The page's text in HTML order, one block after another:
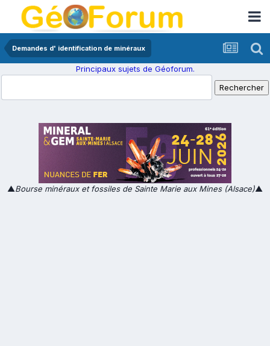
Demandes d' identification de minéraux
Principaux sujets de Géoforum.
▲Bourse minéraux et fossiles de Sainte Marie aux Mines (Alsace)▲